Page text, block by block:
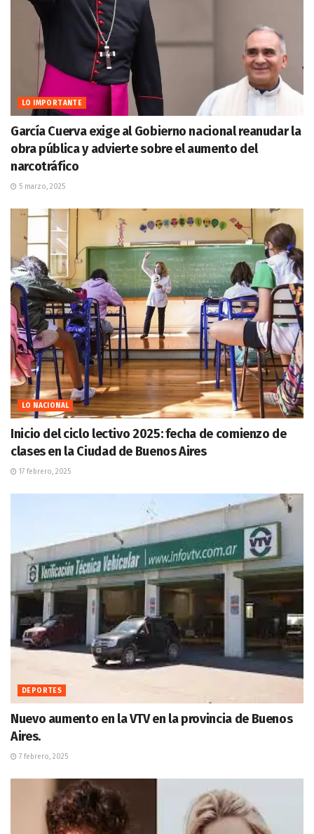
LO IMPORTANTE
García Cuerva exige al Gobierno nacional reanudar la
obra pública y advierte sobre el aumento del
narcotráfico
5 marzo, 2025
LO NACIONAL
Inicio del ciclo lectivo 2025: fecha de comienzo de
clases en la Ciudad de Buenos Aires
17 febrero, 2025
DEPORTES
Nuevo aumento en la VTV en la provincia de Buenos
Aires.
7 febrero, 2025